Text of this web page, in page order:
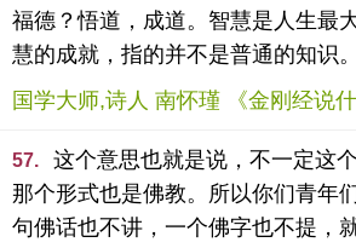
福德？悟道，成道。智慧是人生最
慧的成就，指的并不是普通的知识。
国学大师,诗人 南怀瑾 《金刚经说什
57.
这个意思也就是说，不一定这
那个形式也是佛教。所以你们青年
句佛话也不讲，一个佛字也不提，